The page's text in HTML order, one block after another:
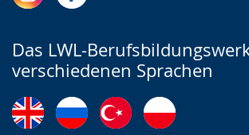
Das LWL-
verschiedenen Sprachen